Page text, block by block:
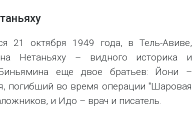
21 октября 1949 года, в Тель-Авиве,
Нетаньяху – видного историка и
Биньямина еще двое братьев: Йони –
погибший во время операции "Шаровая
и Идо – врач и писатель.